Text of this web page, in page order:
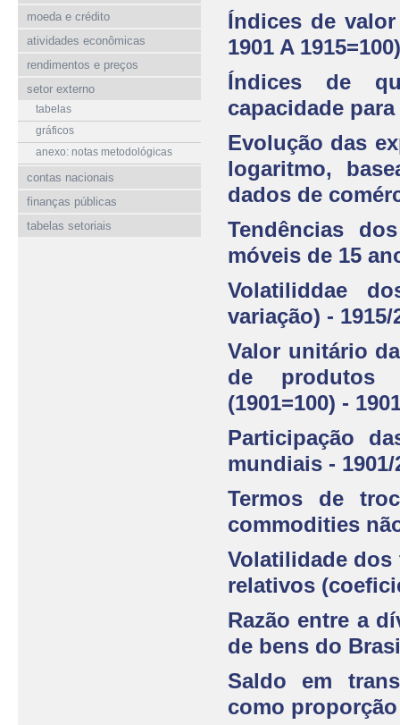
moeda e crédito
atividades econômicas
rendimentos e preços
setor externo
tabelas
gráficos
anexo: notas metodológicas
contas nacionais
finanças públicas
tabelas setoriais
Índices de
1901 A
Índices de
capacidade
Evolução das
logaritmo,
dados de
Tendências
móveis de 15
Volatiliddae
variação) - 1915/
Valor unitário
de produtos
(1901=100) -
Participação
mundiais - 1901/
Termos de
commodities
Volatilidade
relativos
Razão entre a
de bens do
Saldo em
como proporção